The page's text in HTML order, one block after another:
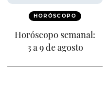
HORÓSCOPO
Horóscopo semanal:
3 a 9 de agosto